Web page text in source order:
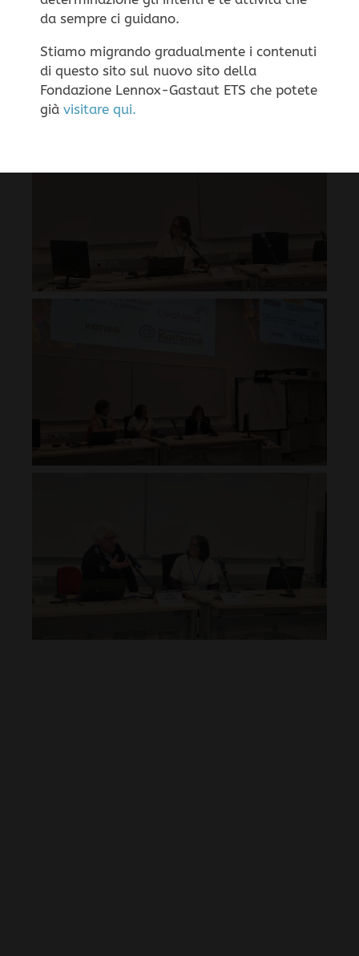
da sempre ci guidano.
Stiamo migrando gradualmente i contenuti
di questo sito sul nuovo sito della
Fondazione Lennox-Gastaut ETS che potete
già visitare qui.
Cookie
ACCETTA